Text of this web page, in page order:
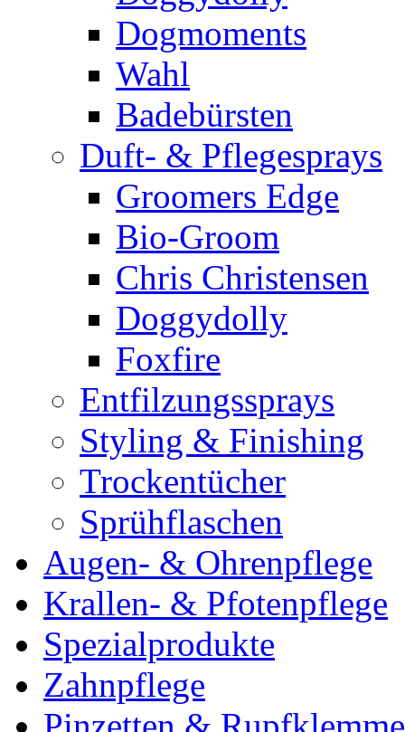
Dogmoments
Wahl
Badebürsten
Duft- & Pflegesprays
Groomers Edge
Bio-Groom
Chris Christensen
Doggydolly
Foxfire
Entfilzungssprays
Styling & Finishing
Trockentücher
Sprühflaschen
Augen- & Ohrenpflege
Krallen- & Pfotenpflege
Spezialprodukte
Zahnpflege